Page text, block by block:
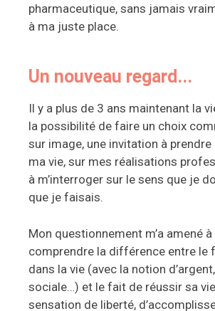
pharmaceutique, sans jamais
à ma juste place.
Un nouveau regard...
Il y a plus de 3 ans maintenant la
la possibilité de faire un choix
sur image, une invitation à prendre
ma vie, sur mes réalisations
à m’interroger sur le sens que je
que je faisais.
Mon questionnement m’a amené
comprendre la différence entre le
dans la vie (avec la notion
sociale…) et le fait de réussir sa
sensation de liberté,